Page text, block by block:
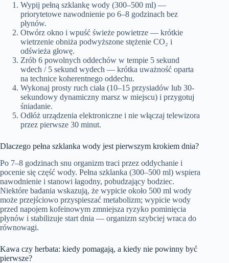
Wypij pełną szklankę wody (300–500 ml) —
priorytetowe nawodnienie po 6–8 godzinach bez
płynów.
Otwórz okno i wpuść świeże powietrze — krótkie
wietrzenie obniża podwyższone stężenie CO₂ i
odświeża głowę.
Zrób 6 powolnych oddechów w tempie 5 sekund
wdech / 5 sekund wydech — krótka uważność oparta
na technice koherentnego oddechu.
Wykonaj prosty ruch ciała (10–15 przysiadów lub 30-
sekundowy dynamiczny marsz w miejscu) i przygotuj
śniadanie.
Odłóż urządzenia elektroniczne i nie włączaj telewizora
przez pierwsze 30 minut.
Dlaczego pełna szklanka wody jest pierwszym krokiem dnia?
Po 7–8 godzinach snu organizm traci przez oddychanie i
pocenie się część wody. Pełna szklanka (300–500 ml) wspiera
nawodnienie i stanowi łagodny, pobudzający bodziec.
Niektóre badania wskazują, że wypicie około 500 ml wody
może przejściowo przyspieszać metabolizm; wypicie wody
przed napojem kofeinowym zmniejsza ryzyko pominięcia
płynów i stabilizuje start dnia — organizm szybciej wraca do
równowagi.
Kawa czy herbata: kiedy pomagają, a kiedy nie powinny być
pierwsze?